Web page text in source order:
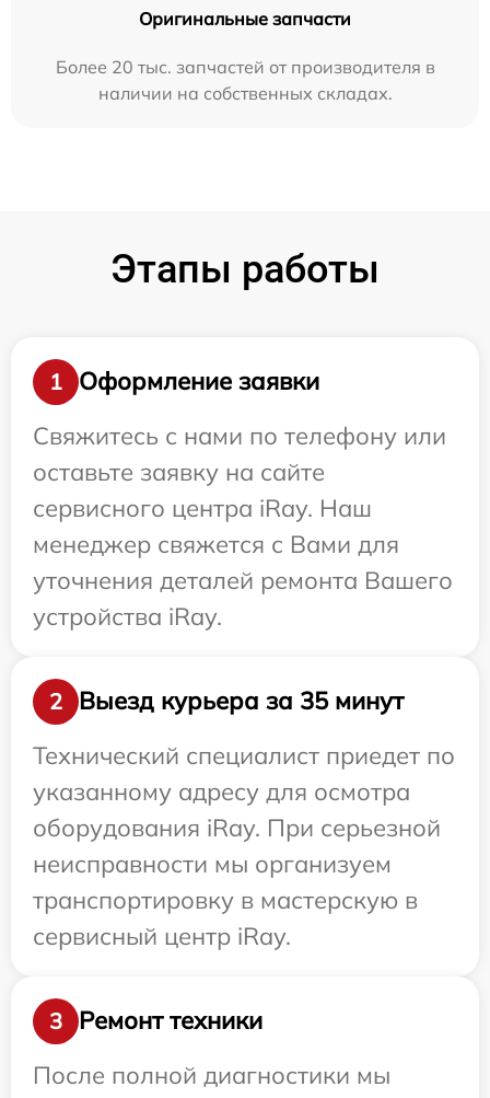
Оригинальные запчасти
Более 20 тыс. запчастей от производителя в
наличии на собственных складах.
Этапы работы
1
Оформление заявки
Свяжитесь с нами по телефону или
оставьте заявку на сайте
сервисного центра iRay. Наш
менеджер свяжется с Вами для
уточнения деталей ремонта Вашего
устройства iRay.
2
Выезд курьера за 35 минут
Технический специалист приедет по
указанному адресу для осмотра
оборудования iRay. При серьезной
неисправности мы организуем
транспортировку в мастерскую в
сервисный центр iRay.
3
Ремонт техники
После полной диагностики мы